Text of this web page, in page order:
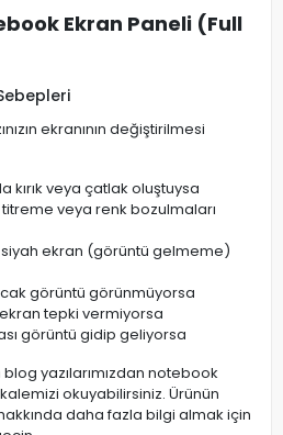
Ekran Paneli (Full
ekranının değiştirilmesi
kırık veya çatlak oluştuysa
veya renk bozulmaları
ekran (görüntü gelmeme)
görüntü görünmüyorsa
ekran tepki vermiyorsa
görüntü gidip geliyorsa
blog yazılarımızdan notebook
okuyabilirsiniz. Ürünün
daha fazla bilgi almak için